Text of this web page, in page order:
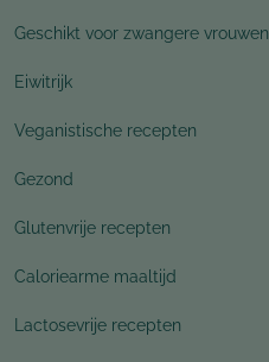
Geschikt voor zwangere vrouwen
Eiwitrijk
Veganistische recepten
Gezond
Glutenvrije recepten
Caloriearme maaltijd
Lactosevrije recepten